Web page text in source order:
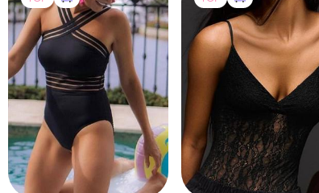
658 грн 4033
Your Fashion Trend
Купальник суцільний
цілісний злитий монокіні з
прозорими вставками
новий
S і ще
3
(34)
650 грн 14
700 грн
Bershka
Нове боді з мереживом
bershka чорного
ХS